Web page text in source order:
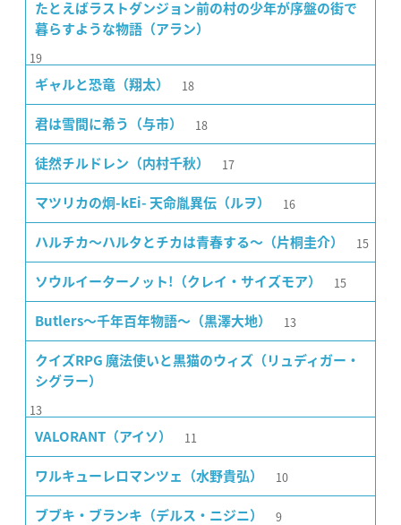
たとえばラストダンジョン前の村の少年が序盤の街で
暮らすような物語（アラン）
19
ギャルと恐竜（翔太） 18
君は雪間に希う（与市） 18
徒然チルドレン（内村千秋） 17
マツリカの炯-kEi- 天命胤異伝（ルヲ） 16
ハルチカ〜ハルタとチカは青春する〜（片桐圭介） 15
ソウルイーターノット!（クレイ・サイズモア） 15
Butlers〜千年百年物語〜（黒澤大地） 13
クイズRPG 魔法使いと黒猫のウィズ（リュディガー・
シグラー）
13
VALORANT（アイソ） 11
ワルキューレロマンツェ（水野貴弘） 10
ブブキ・ブランキ（デルス・ニジニ） 9